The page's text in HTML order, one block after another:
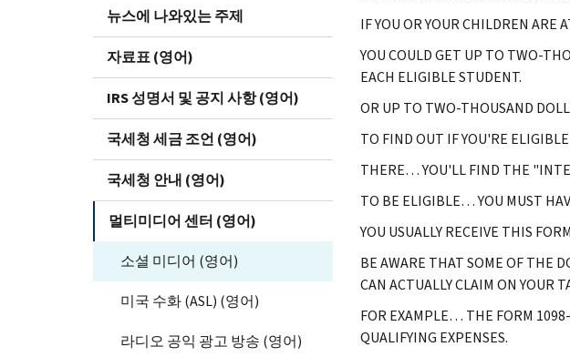
뉴스에 나와있는 주제
자료표 (영어)
IRS 성명서 및 공지 사항 (영어)
국세청 세금 조언 (영어)
국세청 안내 (영어)
멀티미디어 센터 (영어)
소셜 미디어 (영어)
미국 수화 (ASL) (영어)
라디오 공익 광고 방송 (영어)
IF YOU OR YOUR CHILDREN ARE
YOU COULD GET UP TO TWO-
EACH ELIGIBLE STUDENT.
OR UP TO TWO-THOUSAND
TO FIND OUT IF YOU'RE
THERE… YOU'LL FIND THE
TO BE ELIGIBLE… YOU MUST
YOU USUALLY RECEIVE THIS
BE AWARE THAT SOME OF THE
CAN ACTUALLY CLAIM ON YOUR
FOR EXAMPLE… THE FORM
QUALIFYING EXPENSES.